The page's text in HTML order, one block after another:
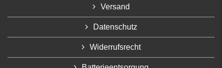
Versand
Datenschutz
Widerrufsrecht